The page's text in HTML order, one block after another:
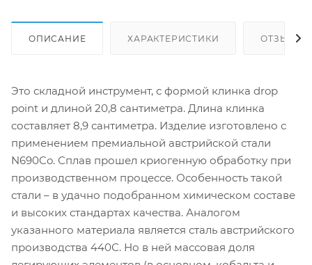
ОПИСАНИЕ ХАРАКТЕРИСТИКИ ОТЗЫВЫ
Это складной инструмент, с формой клинка drop
point и длиной 20,8 сантиметра. Длина клинка
составляет 8,9 сантиметра. Изделие изготовлено с
применением премиальной австрийской стали
N690Co. Сплав прошел криогенную обработку при
производственном процессе. Особенность такой
стали – в удачно подобранном химическом составе
и высоких стандартах качества. Аналогом
указанного материала является сталь австрийского
производства 440С. Но в ней массовая доля